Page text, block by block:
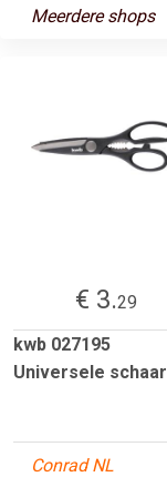
Meerdere shops
€ 3.29
kwb 027195
Universele schaar
Conrad NL